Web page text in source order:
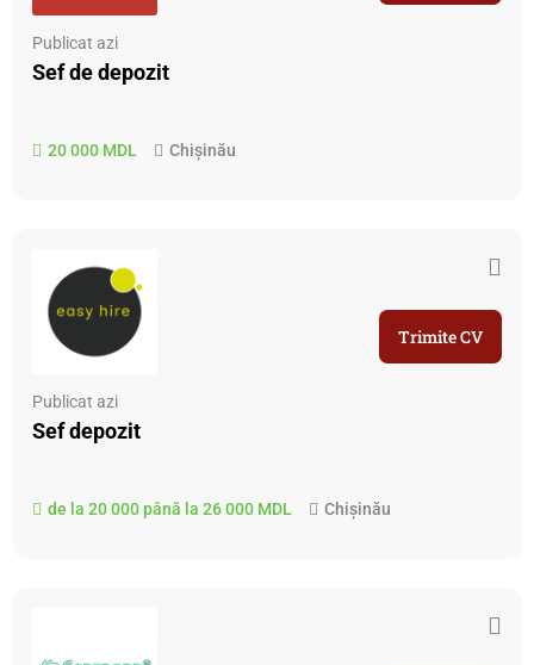
Publicat azi
Sef de depozit
20 000 MDL Chișinău
Publicat azi
Sef depozit
de la 20 000 până la 26 000 MDL Chișinău
Trimite CV